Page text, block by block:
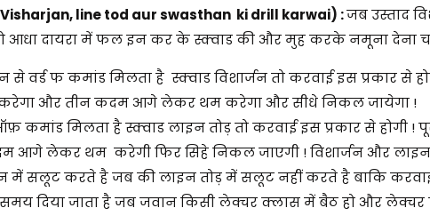
line tod aur swasthan ki drill karwai) :जब उस्ताद
आधा दायरा में फल इन कर के स्क्वाड की और मुह करके नमूना देना
वर्ड फ कमांड मिलता है स्क्वाड विशार्जन तो करवाई इस प्रकार से
और तीन कदम आगे लेकर थम करेगा और सीधे निकल जायेगा !
कमांड मिलता है स्क्वाड लाइन तोड़ तो करवाई इस प्रकार से होगी !
आगे लेकर थम करेगी फिर सिहे निकल जाएगी ! विशार्जन और
में सलूट करते है जब की लाइन तोड़ में सलूट नहीं करते है बाकि
दिया जाता है जब जवान किसी लेक्चर क्लास में बैठ हो और लेक्चर